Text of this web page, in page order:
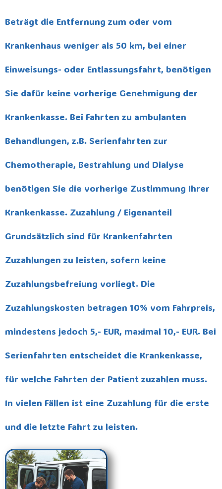
Beträgt die Entfernung zum oder vom
Krankenhaus weniger als 50 km, bei einer
Einweisungs- oder Entlassungsfahrt, benötigen
Sie dafür keine vorherige Genehmigung der
Krankenkasse. Bei Fahrten zu ambulanten
Behandlungen, z.B. Serienfahrten zur
Chemotherapie, Bestrahlung und Dialyse
benötigen Sie die vorherige Zustimmung Ihrer
Krankenkasse. Zuzahlung / Eigenanteil
Grundsätzlich sind für Krankenfahrten
Zuzahlungen zu leisten, sofern keine
Zuzahlungsbefreiung vorliegt. Die
Zuzahlungskosten betragen 10% vom Fahrpreis,
mindestens jedoch 5,- EUR, maximal 10,- EUR. Bei
Serienfahrten entscheidet die Krankenkasse,
für welche Fahrten der Patient zuzahlen muss.
In vielen Fällen ist eine Zuzahlung für die erste
und die letzte Fahrt zu leisten.